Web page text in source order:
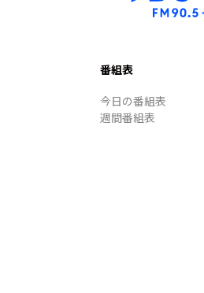
番組表
今日の番組表
週間番組表